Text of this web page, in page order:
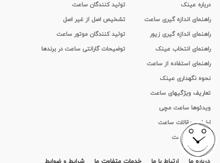
درباره عینک
راهنمای اندازه گیری ساعت
راهنمای اندازه گیری زیور
راهنمای انتخاب عینک
راهنمای استفاده از ساعت
نحوه نگهداری عینک
تعاریف ویژگیهای ساعت
ویدئوها ساعت مچی
اخبار و مقالات ساعت
تاریخچه ساعت
تولید کنندگان ساعت
تشخیص اصل از غیر اصل
تولید کنندگان موتور ساعت
توضیحات گارانتی ساعت در برندها